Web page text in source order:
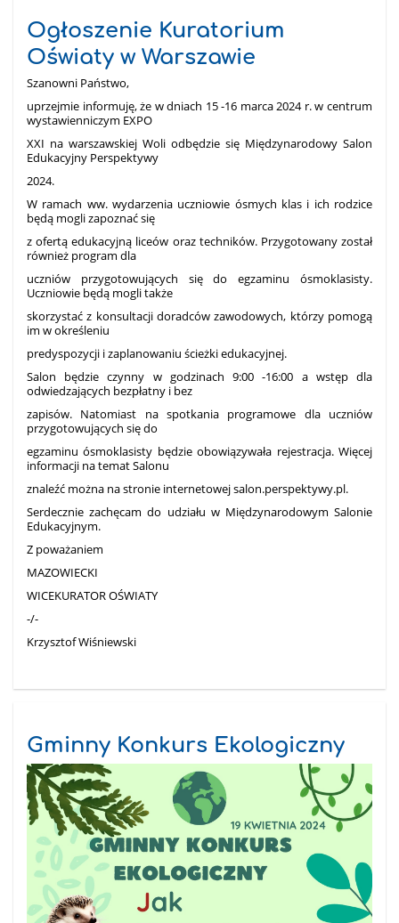
Ogłoszenie Kuratorium
Oświaty w Warszawie
Szanowni Państwo,
uprzejmie informuję, że w dniach 15 -16 marca 2024 r. w centrum
wystawienniczym EXPO
XXI na warszawskiej Woli odbędzie się Międzynarodowy Salon
Edukacyjny Perspektywy
2024.
W ramach ww. wydarzenia uczniowie ósmych klas i ich rodzice
będą mogli zapoznać się
z ofertą edukacyjną liceów oraz techników. Przygotowany został
również program dla
uczniów przygotowujących się do egzaminu ósmoklasisty.
Uczniowie będą mogli także
skorzystać z konsultacji doradców zawodowych, którzy pomogą
im w określeniu
predyspozycji i zaplanowaniu ścieżki edukacyjnej.
Salon będzie czynny w godzinach 9:00 -16:00 a wstęp dla
odwiedzających bezpłatny i bez
zapisów. Natomiast na spotkania programowe dla uczniów
przygotowujących się do
egzaminu ósmoklasisty będzie obowiązywała rejestracja. Więcej
informacji na temat Salonu
znaleźć można na stronie internetowej salon.perspektywy.pl.
Serdecznie zachęcam do udziału w Międzynarodowym Salonie
Edukacyjnym.
Z poważaniem
MAZOWIECKI
WICEKURATOR OŚWIATY
-/-
Krzysztof Wiśniewski
Gminny Konkurs Ekologiczny